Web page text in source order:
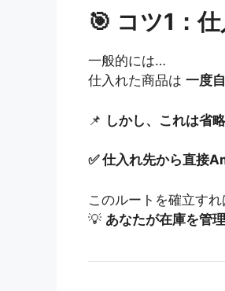
🎯 コツ1：
一般的には…
仕入れた商品は 一度
📌 しかし、これは省
✅ 仕入れ先から直接
このルートを確立すれ
💡 あなたが在庫を管